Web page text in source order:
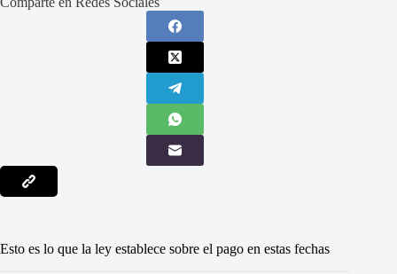
Esto es lo que la ley establece sobre el pago en estas fechas